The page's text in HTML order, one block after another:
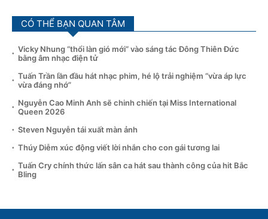
CÓ THỂ BẠN QUAN TÂM
Vicky Nhung “thổi làn gió mới” vào sáng tác Đông Thiên Đức
bằng âm nhạc điện tử
Tuấn Trần lần đầu hát nhạc phim, hé lộ trải nghiệm “vừa áp lực
vừa đáng nhớ”
Nguyễn Cao Minh Anh sẽ chinh chiến tại Miss International
Queen 2026
Steven Nguyễn tái xuất màn ảnh
Thúy Diễm xúc động viết lời nhắn cho con gái tương lai
Tuấn Cry chính thức lấn sân ca hát sau thành công của hit Bắc
Bling